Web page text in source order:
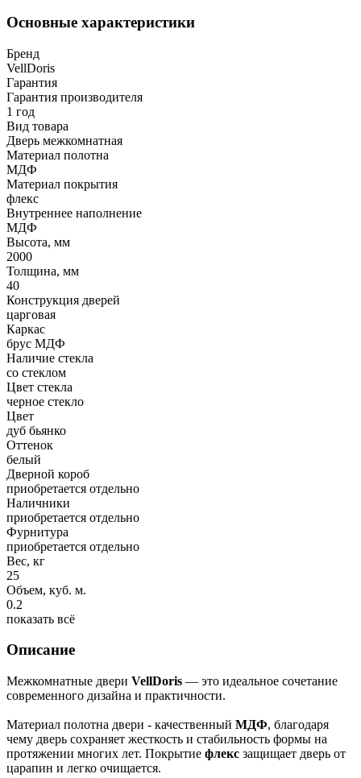
Основные характеристики
Бренд
VellDoris
Гарантия
Гарантия производителя
1 год
Вид товара
Дверь межкомнатная
Материал полотна
МДФ
Материал покрытия
флекс
Внутреннее наполнение
МДФ
Высота, мм
2000
Толщина, мм
40
Конструкция дверей
царговая
Каркас
брус МДФ
Наличие стекла
со стеклом
Цвет стекла
черное стекло
Цвет
дуб бьянко
Оттенок
белый
Дверной короб
приобретается отдельно
Наличники
приобретается отдельно
Фурнитура
приобретается отдельно
Вес, кг
25
Объем, куб. м.
0.2
показать всё
Описание
Межкомнатные двери VellDoris — это идеальное сочетание
современного дизайна и практичности.
Материал полотна двери - качественный МДФ, благодаря
чему дверь сохраняет жесткость и стабильность формы на
протяжении многих лет. Покрытие флекс защищает дверь от
царапин и легко очищается.